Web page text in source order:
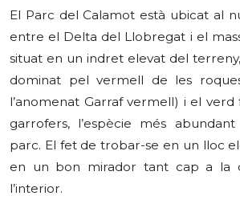
El Parc del Calamot està ubicat al
entre el Delta del Llobregat i el
situat en un indret elevat del
dominat pel vermell de les
l’anomenat Garraf vermell) i el verd
garrofers, l’espècie més
parc. El fet de trobar-se en un lloc
en un bon mirador tant cap a la
l’interior.